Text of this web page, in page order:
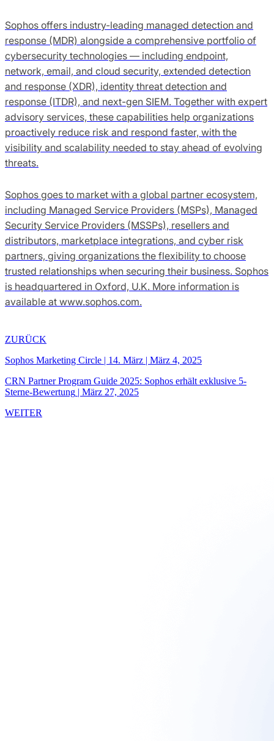
Sophos offers industry-leading managed detection and
response (MDR) alongside a comprehensive portfolio of
cybersecurity technologies — including endpoint,
network, email, and cloud security, extended detection
and response (XDR), identity threat detection and
response (ITDR), and next-gen SIEM. Together with expert
advisory services, these capabilities help organizations
proactively reduce risk and respond faster, with the
visibility and scalability needed to stay ahead of evolving
threats.
Sophos goes to market with a global partner ecosystem,
including Managed Service Providers (MSPs), Managed
Security Service Providers (MSSPs), resellers and
distributors, marketplace integrations, and cyber risk
partners, giving organizations the flexibility to choose
trusted relationships when securing their business. Sophos
is headquartered in Oxford, U.K. More information is
available at www.sophos.com.
ZURÜCK
Sophos Marketing Circle | 14. März | März 4, 2025
CRN Partner Program Guide 2025: Sophos erhält exklusive 5-
Sterne-Bewertung | März 27, 2025
WEITER